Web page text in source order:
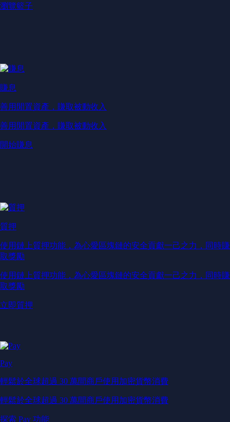
瀏覽籃子
賺息
善用閒置資產，賺取被動收入
善用閒置資產，賺取被動收入
開始賺息
質押
使用鏈上質押功能，為心愛區塊鏈的安全貢獻一己之力，同時賺
取獎勵
使用鏈上質押功能，為心愛區塊鏈的安全貢獻一己之力，同時賺
取獎勵
立即質押
Pay
輕鬆於全球超過 30 萬間商戶使用加密貨幣消費
輕鬆於全球超過 30 萬間商戶使用加密貨幣消費
探索 Pay 功能